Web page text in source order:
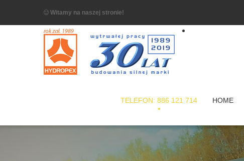
Witamy na naszej stronie!
TELEFON: 886 121 714 HOME